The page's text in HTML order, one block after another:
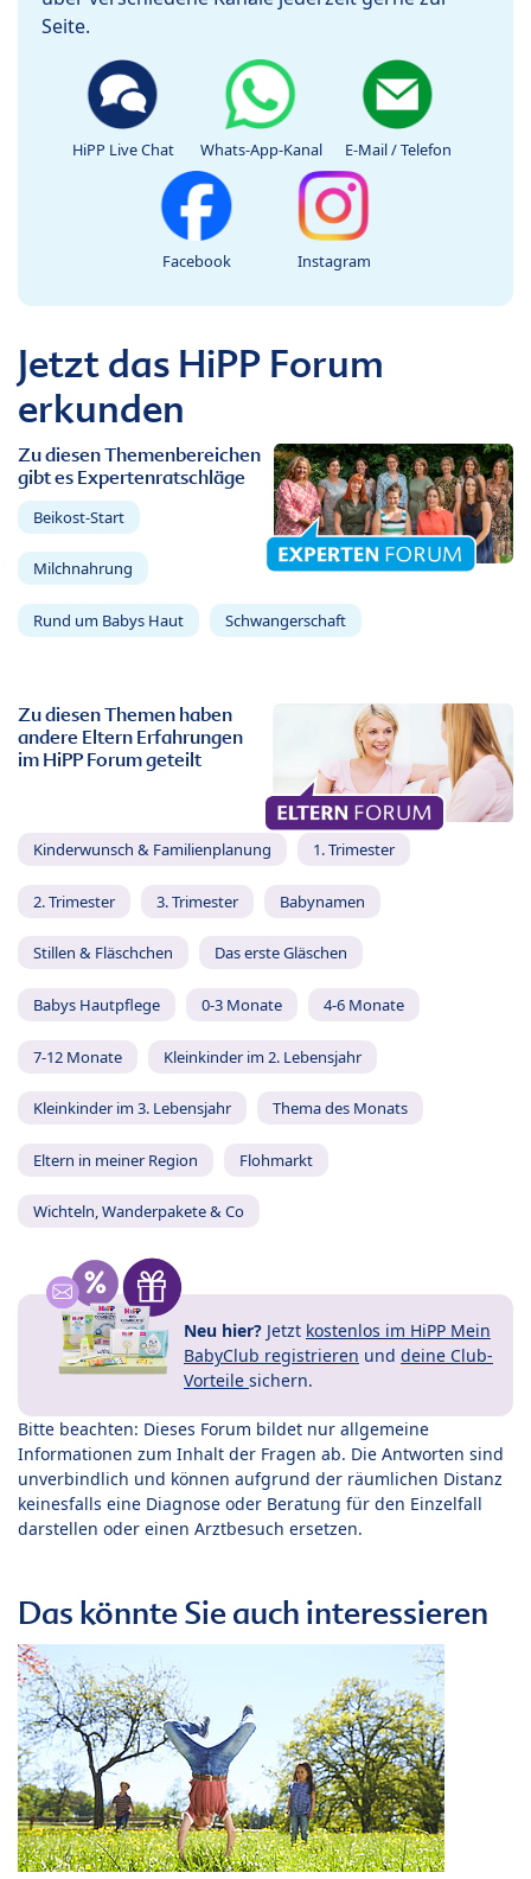
Seite.
HiPP Live Chat Whats-App-Kanal E-Mail / Telefon
Facebook Instagram
Jetzt das HiPP Forum
erkunden
Zu diesen Themenbereichen
gibt es Expertenratschläge
Beikost-Start
Milchnahrung
Rund um Babys Haut Schwangerschaft
Zu diesen Themen haben
andere Eltern Erfahrungen
im HiPP Forum geteilt
Kinderwunsch & Familienplanung 1. Trimester
2. Trimester 3. Trimester Babynamen
Stillen & Fläschchen Das erste Gläschen
Babys Hautpflege 0-3 Monate 4-6 Monate
7-12 Monate Kleinkinder im 2. Lebensjahr
Kleinkinder im 3. Lebensjahr Thema des Monats
Eltern in meiner Region Flohmarkt
Wichteln, Wanderpakete & Co
Neu hier? Jetzt kostenlos im HiPP Mein
BabyClub registrieren und deine Club-
Vorteile sichern.
Bitte beachten: Dieses Forum bildet nur allgemeine
Informationen zum Inhalt der Fragen ab. Die Antworten sind
unverbindlich und können aufgrund der räumlichen Distanz
keinesfalls eine Diagnose oder Beratung für den Einzelfall
darstellen oder einen Arztbesuch ersetzen.
Das könnte Sie auch interessieren